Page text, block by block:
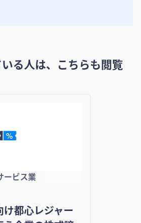
る人は、こちらも閲覧
ービス業
け都心レジャー